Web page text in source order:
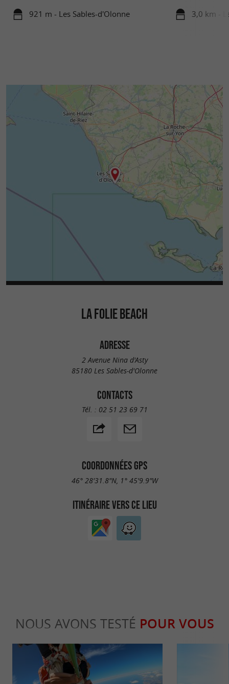
921 m - Les Sables-d'Olonne 3,0 km -
LA FOLIE BEACH
ADRESSE
2 Avenue Nina d'Asty
85180 Les Sables-d'Olonne
CONTACTS
Tél. : 02 51 23 69 71
COORDONNÉES GPS
46° 28'31.8"N, 1° 45'9.9"W
ITINÉRAIRE VERS CE LIEU
NOUS AVONS TESTÉ POUR VOUS